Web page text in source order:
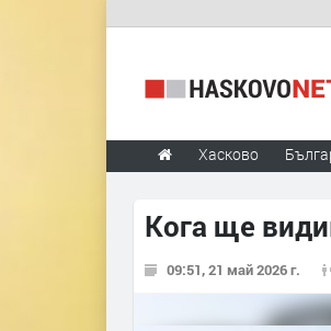
Хасково
Кога ще
09:51, 21 май 2026 г.